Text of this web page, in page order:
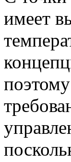
имеет